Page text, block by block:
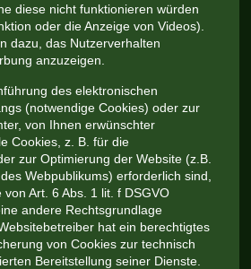
diese nicht funktionieren würden
oder die Anzeige von Videos).
dazu, das Nutzerverhalten
anzuzeigen.
des elektronischen
(notwendige Cookies) oder zur
von Ihnen erwünschter
Cookies, z. B. für die
zur Optimierung der Website (z.B.
Webpublikums) erforderlich sind,
Art. 6 Abs. 1 lit. f DSGVO
andere Rechtsgrundlage
hat ein berechtigtes
von Cookies zur technisch
Bereitstellung seiner Dienste.